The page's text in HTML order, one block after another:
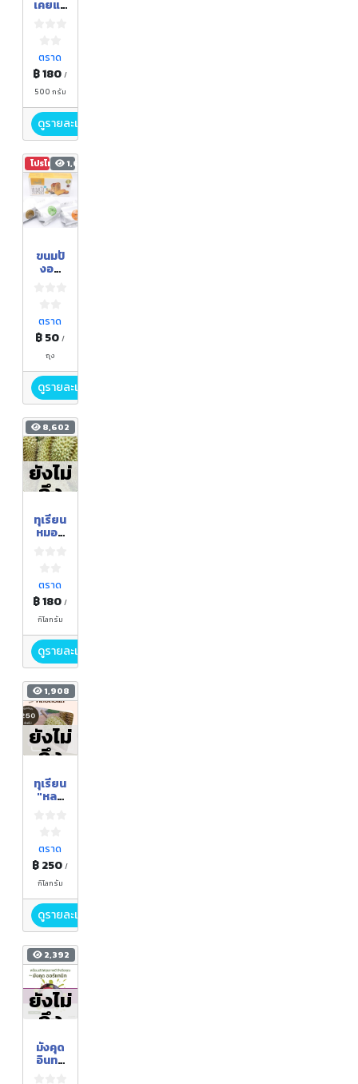
เคยแม่
ตราด
฿ 180/
500 กรัม
ดูรายละเอียด
โปรโมชัน 1,681
ขนมปั
งอบ
ตราด
฿ 50/
ถุง
ดูรายละเอียด
8,602
ยังไม่
ถึง
ฤดูกา
ล
ทุเรียน
หมอน
ตราด
฿ 180/
กิโลกรัม
ดูรายละเอียด
1,908
ยังไม่
ถึง
ฤดูกา
ล
ทุเรียน
"หลง
ตราด
฿ 250/
กิโลกรัม
ดูรายละเอียด
2,392
ยังไม่
ถึง
ฤดูกา
ล
มังคุด
อินทรี